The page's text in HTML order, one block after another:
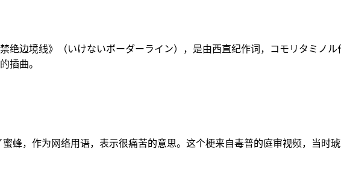
边境线》（いけないボーダーライン），是由西直纪作词，コモリタミノル
插曲。
蜜蜂，作为网络用语，表示很痛苦的意思。这个梗来自毒普的庭审视频，当时